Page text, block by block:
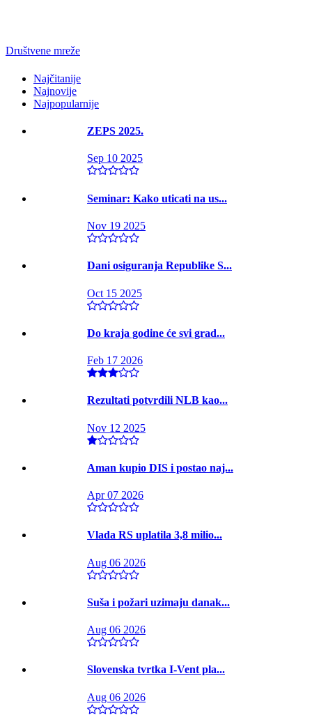
Društvene mreže
Najčitanije
Najnovije
Najpopularnije
ZEPS 2025.
Sep 10 2025
Seminar: Kako uticati na us...
Nov 19 2025
Dani osiguranja Republike S...
Oct 15 2025
Do kraja godine će svi grad...
Feb 17 2026
Rezultati potvrdili NLB kao...
Nov 12 2025
Aman kupio DIS i postao naj...
Apr 07 2026
Vlada RS uplatila 3,8 milio...
Aug 06 2026
Suša i požari uzimaju danak...
Aug 06 2026
Slovenska tvrtka I-Vent pla...
Aug 06 2026